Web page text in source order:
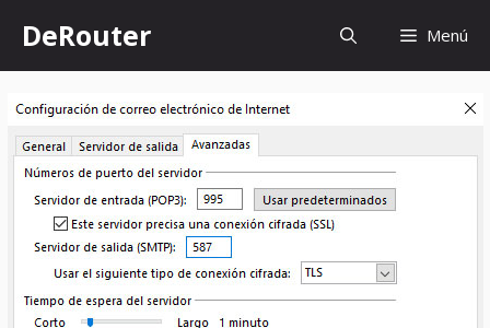
contenido
DeRouter Menú